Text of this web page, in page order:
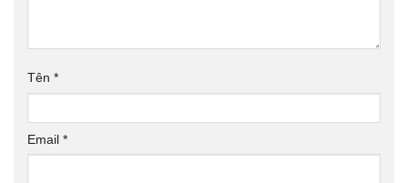
Tên *
Email *